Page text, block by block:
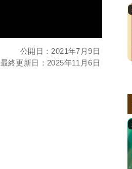
公開日： 2021年7月9日
最終更新日： 2025年11月6日